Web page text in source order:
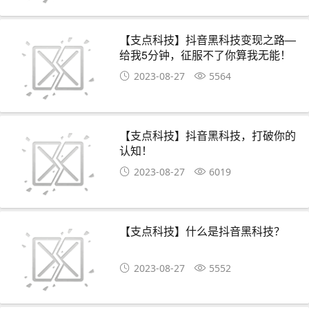
【支点科技】抖音黑科技变现之路—
给我5分钟，征服不了你算我无能！
2023-08-27 5564
【支点科技】抖音黑科技，打破你的
认知！
2023-08-27 6019
【支点科技】什么是抖音黑科技？
2023-08-27 5552